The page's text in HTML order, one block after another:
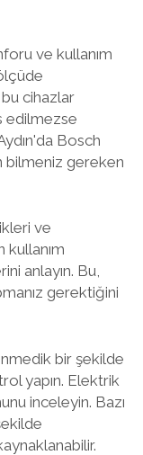
ve kullanım
cihazlar
edilmezse
Bosch
bilmeniz gereken
ve
kullanım
anlayın. Bu,
gerektiğini
bir şekilde
yapın. Elektrik
inceleyin. Bazı